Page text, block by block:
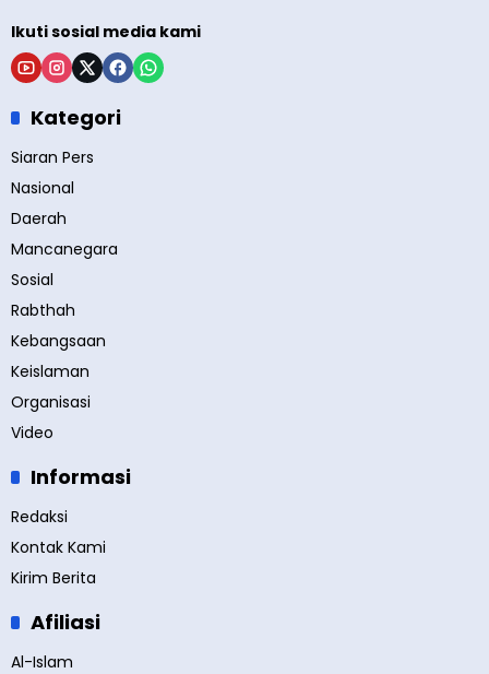
Ikuti sosial media kami
Kategori
Siaran Pers
Nasional
Daerah
Mancanegara
Sosial
Rabthah
Kebangsaan
Keislaman
Organisasi
Video
Informasi
Redaksi
Kontak Kami
Kirim Berita
Afiliasi
Al-Islam